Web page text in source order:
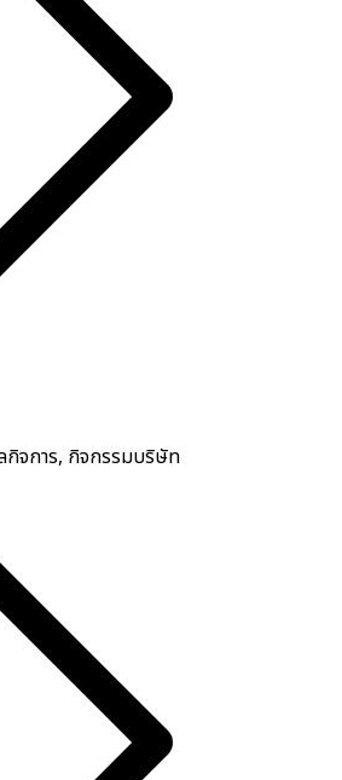
จการ, กิจกรรมบริษัท